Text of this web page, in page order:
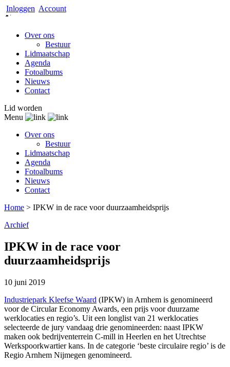
Inloggen Account
Over ons
Bestuur
Lidmaatschap
Agenda
Fotoalbums
Nieuws
Contact
Lid worden
Menu
Over ons
Bestuur
Lidmaatschap
Agenda
Fotoalbums
Nieuws
Contact
Home > IPKW in de race voor duurzaamheidsprijs
Archief
IPKW in de race voor
duurzaamheidsprijs
10 juni 2019
Industriepark Kleefse Waard (IPKW) in Arnhem is genomineerd
voor de Circular Economy Awards, een prijs voor duurzame
werklocaties en regio’s. Uit een longlist van 21 werklocaties
selecteerde de jury vandaag drie genomineerden: naast IPKW
maken ook bedrijventerrein C-mill in Heerlen en het Utrechtse
Werkspoorkwartier kans. In de categorie ‘beste circulaire regio’ is de
Regio Arnhem Nijmegen genomineerd.